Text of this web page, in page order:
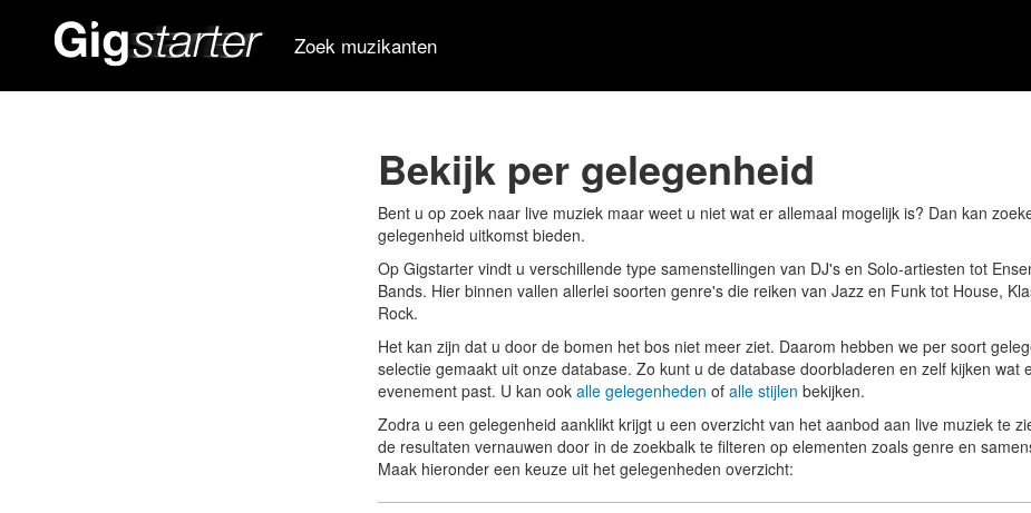
Zoek muzikanten
Bekijk per gelegenheid
Bent u op zoek naar live muziek maar weet u niet wat er allemaal mogelijk is? Dan kan
gelegenheid uitkomst bieden.
Op Gigstarter vindt u verschillende type samenstellingen van DJ's en Solo-artiesten tot
Bands. Hier binnen vallen allerlei soorten genre's die reiken van Jazz en Funk tot House,
Rock.
Het kan zijn dat u door de bomen het bos niet meer ziet. Daarom hebben we per soort
selectie gemaakt uit onze database. Zo kunt u de database doorbladeren en zelf kijken wat
evenement past. U kan ook alle gelegenheden of alle stijlen bekijken.
Zodra u een gelegenheid aanklikt krijgt u een overzicht van het aanbod aan live muziek te
de resultaten vernauwen door in de zoekbalk te filteren op elementen zoals genre en
Maak hieronder een keuze uit het gelegenheden overzicht: